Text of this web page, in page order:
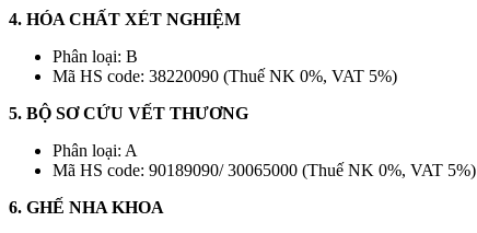
4. HÓA CHẤT XÉT NGHIỆM
Phân loại: B
Mã HS code: 38220090 (Thuế NK 0%, VAT 5%)
5. BỘ SƠ CỨU VẾT THƯƠNG
Phân loại: A
Mã HS code: 90189090/ 30065000 (Thuế NK 0%, VAT 5%)
6. GHẾ NHA KHOA